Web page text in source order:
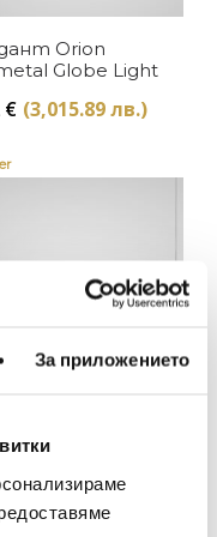
За приложението
Orion
Globe Light
€ (3,015.89 лв.)
Orion Gold
Light
€ (3,015.89 лв.)
МЕБЕЛИ ЗА ДОМА И
ЗА МАСАТА
BACCARAT